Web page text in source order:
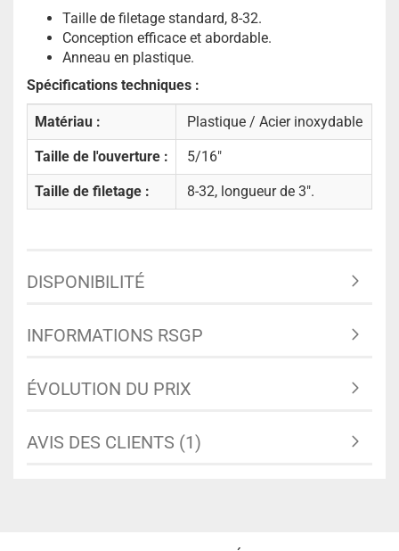
Taille de filetage standard, 8-32.
Conception efficace et abordable.
Anneau en plastique.
Spécifications techniques :
Matériau : Plastique / Acier inoxydable
Taille de l'ouverture : 5/16"
Taille de filetage : 8-32, longueur de 3".
DISPONIBILITÉ
INFORMATIONS RSGP
ÉVOLUTION DU PRIX
AVIS DES CLIENTS (1)